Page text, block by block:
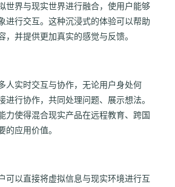
世界与现实世界进行融合，使用户能够
进行交互。这种沉浸式的体验可以帮助
，并提供更加真实的感觉与反馈。
人实时交互与协作，无论用户身处何
进行协作，共同处理问题、展示想法。
力使得混合现实产品在远程教育、跨国
的应用价值。
可以直接将虚拟信息与现实环境进行互